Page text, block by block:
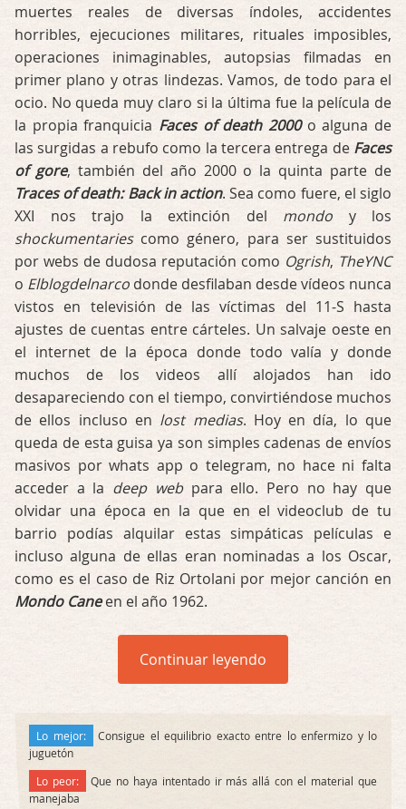
muertes reales de diversas índoles, accidentes
horribles, ejecuciones militares, rituales imposibles,
operaciones inimaginables, autopsias filmadas en
primer plano y otras lindezas. Vamos, de todo para el
ocio. No queda muy claro si la última fue la película de
la propia franquicia Faces of death 2000o alguna de
las surgidas a rebufo como la tercera entrega de Faces
of gore, también del año 2000 o la quinta parte de
Traces of death: Back in action. Sea como fuere, el siglo
XXI nos trajo la extinción del mondo y los
shockumentariescomo género, para ser sustituidos
por webs de dudosa reputación como Ogrish, TheYNC
o Elblogdelnarco donde desfilaban desde vídeos nunca
vistos en televisión de las víctimas del 11-S hasta
ajustes de cuentas entre cárteles. Un salvaje oeste en
el internet de la época donde todo valía y donde
muchos de los videos allí alojados han ido
desapareciendo con el tiempo, convirtiéndose muchos
de ellos incluso en lost medias. Hoy en día, lo que
queda de esta guisa ya son simples cadenas de envíos
masivos por whats app o telegram, no hace ni falta
acceder a la deep webpara ello. Pero no hay que
olvidar una época en la que en el videoclub de tu
barrio podías alquilar estas simpáticas películas e
incluso alguna de ellas eran nominadas a los Oscar,
como es el caso de Riz Ortolani por mejor canción en
Mondo Caneen el año 1962.
Continuar leyendo
Lo mejor:
Consigue el equilibrio exacto entre lo enfermizo y lo
juguetón
Lo peor:
Que no haya intentado ir más allá con el material que
manejaba